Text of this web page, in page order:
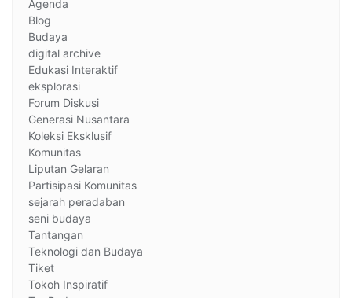
Agenda
Blog
Budaya
digital archive
Edukasi Interaktif
eksplorasi
Forum Diskusi
Generasi Nusantara
Koleksi Eksklusif
Komunitas
Liputan Gelaran
Partisipasi Komunitas
sejarah peradaban
seni budaya
Tantangan
Teknologi dan Budaya
Tiket
Tokoh Inspiratif